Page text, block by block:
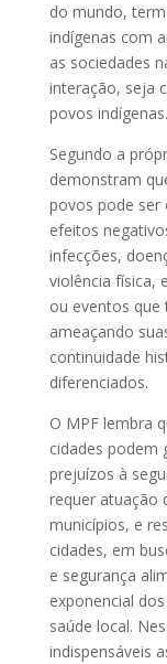
do mundo,
indígenas com
as sociedades
interação, seja
povos indígenas.
Segundo a
demonstram
povos pode ser
efeitos
infecções,
violência física,
ou eventos que
ameaçando
continuidade
diferenciados.
O MPF lembra
cidades podem
prejuízos à
requer atuação
municípios, e
cidades, em
e segurança
exponencial
saúde local.
indispensáveis